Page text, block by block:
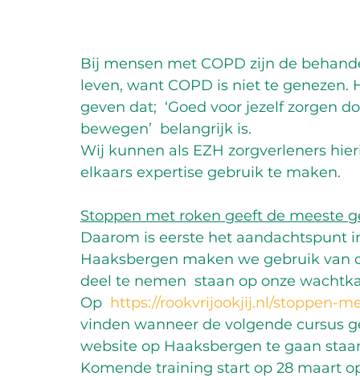
Bij mensen met COPD zijn de
leven, want COPD is niet te
geven dat;  ‘Goed voor jezelf zorgen
bewegen’  belangrijk is.
Wij kunnen als EZH zorgverleners
elkaars expertise gebruik te maken.
Stoppen met roken geeft de meeste
Daarom is eerste het aandachtspunt
Haaksbergen maken we gebruik
deel te nemen  staan op onze
Op https://rookvrijookjij.nl/stoppen-
vinden wanneer de volgende cursus
website op Haaksbergen te gaan
Komende training start op 28 maart